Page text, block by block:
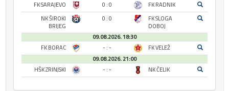
FK SARAJEVO
0 : 0
FK RADNIK
NK ŠIROKI
BRIJEG
0 : 0
FK SLOGA
DOBOJ
09.08.2026. 18:30
FK BORAC
- : -
FK VELEŽ
09.08.2026. 21:00
HŠK ZRINJSKI
- : - NK ČELIK